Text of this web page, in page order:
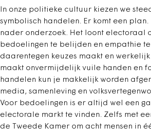
In onze politieke cultuur kiezen we
symbolisch handelen. Er komt een plan.
nader onderzoek. Het loont electoraal
bedoelingen te belijden en empathie te
daarentegen keuzes maakt en
maakt onvermijdelijk vuile handen en
handelen kun je makkelijk worden
media, samenleving en
Voor bedoelingen is er altijd wel een
electorale markt te vinden. Zelfs met
de Tweede Kamer om acht mensen in